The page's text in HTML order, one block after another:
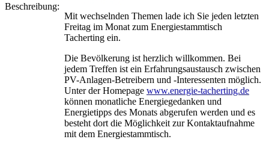
Beschreibung:
Mit wechselnden Themen lade ich Sie jeden letzten
Freitag im Monat zum Energiestammtisch
Tacherting ein.
Die Bevölkerung ist herzlich willkommen. Bei
jedem Treffen ist ein Erfahrungsaustausch zwischen
PV-Anlagen-Betreibern und -Interessenten möglich.
Unter der Homepage www.energie-tacherting.de
können monatliche Energiegedanken und
Energietipps des Monats abgerufen werden und es
besteht dort die Möglichkeit zur Kontaktaufnahme
mit dem Energiestammtisch.